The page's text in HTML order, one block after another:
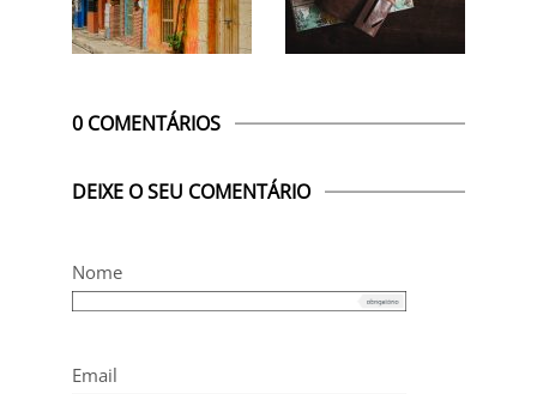
0 COMENTÁRIOS
DEIXE O SEU COMENTÁRIO
Nome
Email